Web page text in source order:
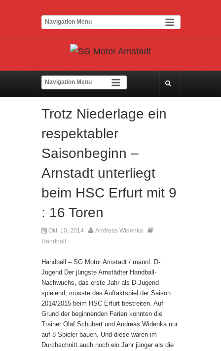
Trotz Niederlage ein
respektabler
Saisonbeginn –
Arnstadt unterliegt
beim HSC Erfurt mit 9
: 16 Toren
Okt. 10, 2014
Andreas Widenka
Handball
Handball – SG Motor Arnstadt / männl. D-
Jugend Der jüngste Arnstädter Handball-
Nachwuchs, das erste Jahr als D-Jugend
spielend, musste das Auftaktspiel der Saison
2014/2015 beim HSC Erfurt bestreiten. Auf
Grund der beginnenden Ferien konnten die
Trainer Olaf Schubert und Andreas Widenka nur
auf 8 Spieler bauen. Und diese waren im
Durchschnitt auch noch ein Jahr jünger als die